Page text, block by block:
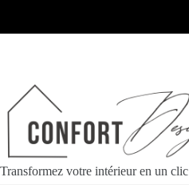
Transformez votre intérieur en un clic